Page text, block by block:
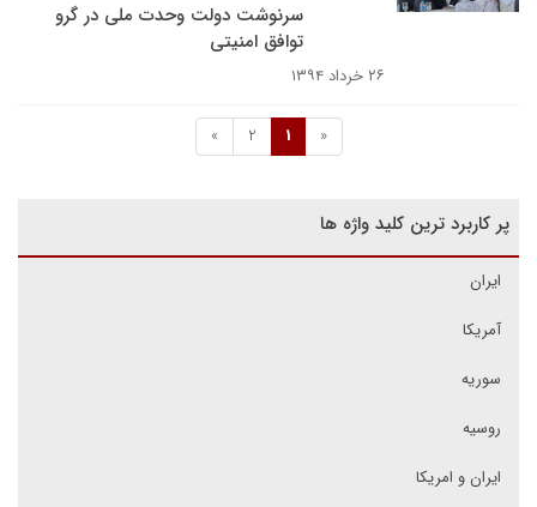
سرنوشت دولت وحدت ملی در گرو
توافق امنیتی
۲۶ خرداد ۱۳۹۴
«
1
2
»
پر کاربرد ترین کلید واژه ها
ایران
آمریکا
سوریه
روسیه
ایران و امریکا